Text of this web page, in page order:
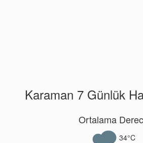
Karaman 7 Günlük
Ortalama
34°C